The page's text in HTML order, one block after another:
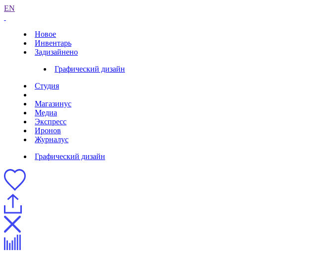
EN
Новое
Инвентарь
Задизайнено
Графический дизайн
Студия
Магазинус
Медиа
Экспресс
Иронов
Журналус
Графический дизайн